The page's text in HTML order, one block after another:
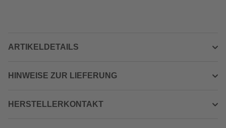
ARTIKELDETAILS
HINWEISE ZUR LIEFERUNG
HERSTELLERKONTAKT